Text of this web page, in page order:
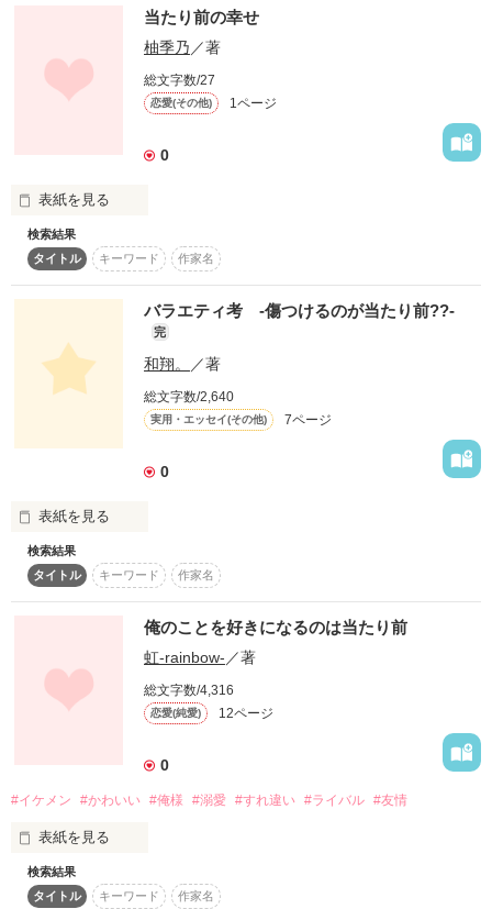
作品を読む
友達と些細なことで笑い合えること。
自分の部屋があるということ。
夜は布団で眠れるということ。
そして―……………
私はやっとわかったよ。
この世に起こる全てのことは
当たり前じゃない。
当たり前の幸せ
柚季乃 ／著
総文字数/27
恋愛(その他) 1ページ
0
表紙を見る
RB                    RB                    RB                    RB
RB当たり前の幸せって本当にあるのかな？      RB
RB                    RB                    RB私は当たり前のコトを幸せ
なんて思ってもいなかった。              RB                    RB
RB                    RBキミに出会うまでは。RB                    RB
RB                    RB
作品を読む
検索結果
タイトル
キーワード 作家名
バラエティ考 -傷つけるのが当たり前??-
完
和翔。 ／著
総文字数/2,640
実用・エッセイ(その他) 7ページ
0
表紙を見る
なんで、そうやって。
いつも、そうやって。
それが、正しいと思ってるの??
検索結果
タイトル
キーワード 作家名
俺のことを好きになるのは当たり前
虹-rainbow- ／著
総文字数/4,316
恋愛(純愛) 12ページ
0
#イケメン #かわいい #俺様 #溺愛 #すれ違い #ライバル #友情
表紙を見る
イケメン嫌いの高橋乙葉
検索結果
タイトル
キーワード 作家名